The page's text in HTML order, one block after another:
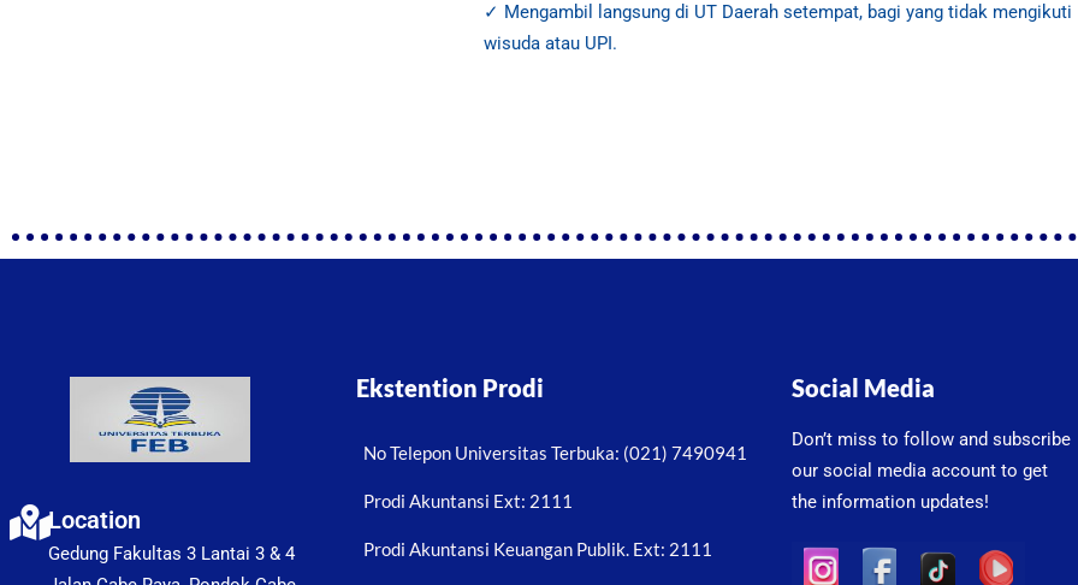
✓ Mengambil langsung di UT Daerah setempat, bagi yang tidak mengikuti
wisudaatau UPI.
Location
Gedung Fakultas 3 Lantai 3 & 4
Ekstention Prodi
No Telepon Universitas Terbuka: (021) 7490941
Prodi Akuntansi Ext: 2111
Prodi Akuntansi Keuangan Publik. Ext: 2111
Social Media
Don’t miss to follow and subscribe
our social media account to get
the information updates!